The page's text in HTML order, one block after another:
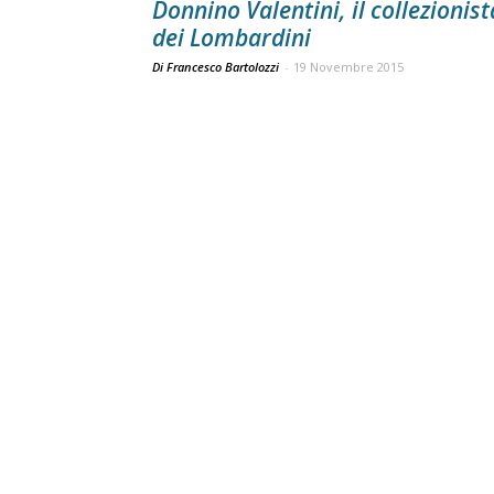
Donnino Valentini, il
dei Lombardini
Di Francesco Bartolozzi - 19 Novembre 2015